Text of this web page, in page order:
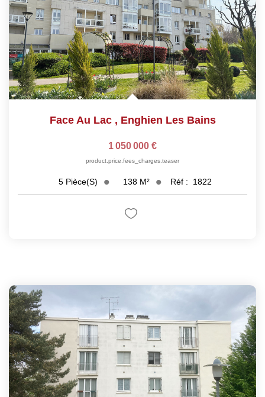
Face Au Lac , Enghien Les Bains
1 050 000 €
product.price.fees_charges.teaser
5 Pièce(s) 138 M² Réf : 1822